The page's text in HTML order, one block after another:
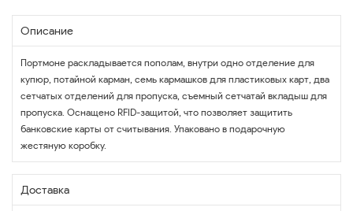
Описание
Портмоне раскладывается пополам, внутри одно отделение для
купюр, потайной карман, семь кармашков для пластиковых карт, два
сетчатых отделений для пропуска, съемный сетчатай вкладыш для
пропуска. Оснащено RFID-защитой, что позволяет защитить
банковские карты от считывания. Упаковано в подарочную
жестяную коробку.
Доставка